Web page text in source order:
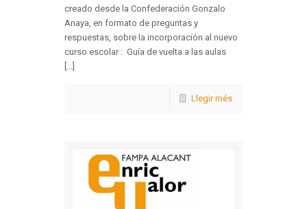
creado desde la Confederación Gonzalo
Anaya, en formato de preguntas y
respuestas, sobre la incorporación al nuevo
curso escolar : Guía de vuelta a las aulas
Llegir més